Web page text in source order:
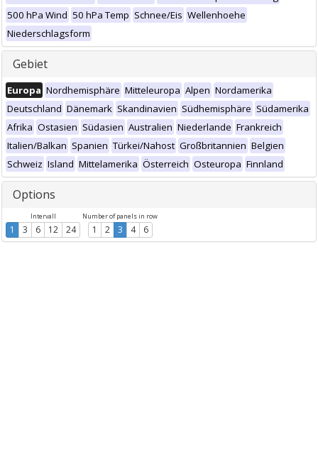
500 hPa Wind 50 hPa Temp Schnee/Eis Wellenhoehe
Niederschlagsform
Gebiet
Europa Nordhemisphäre Mitteleuropa Alpen Nordamerika
Deutschland Dänemark Skandinavien Südhemisphäre Südamerika
Afrika Ostasien Südasien Australien Niederlande Frankreich
Italien/Balkan Spanien Türkei/Nahost Großbritannien Belgien
Schweiz Island Mittelamerika Österreich Osteuropa Finnland
Options
Intervall
1 3 6 12 24
Number of panels in row
1 2 3 4 6